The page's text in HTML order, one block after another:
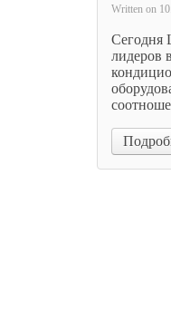
Written on
Сегодня
лидеров